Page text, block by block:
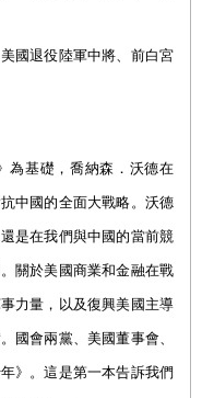
國退役陸軍中將、前白宮
為基礎，喬納森．沃德在
中國的全面大戰略。沃德
是在我們與中國的當前競
關於美國商業和金融在戰
力量，以及復興美國主導
國會兩黨、美國董事會、
》。這是第一本告訴我們